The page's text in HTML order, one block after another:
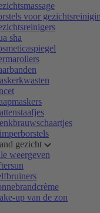
voor
sha
gezicht
weergeven
up van de zon